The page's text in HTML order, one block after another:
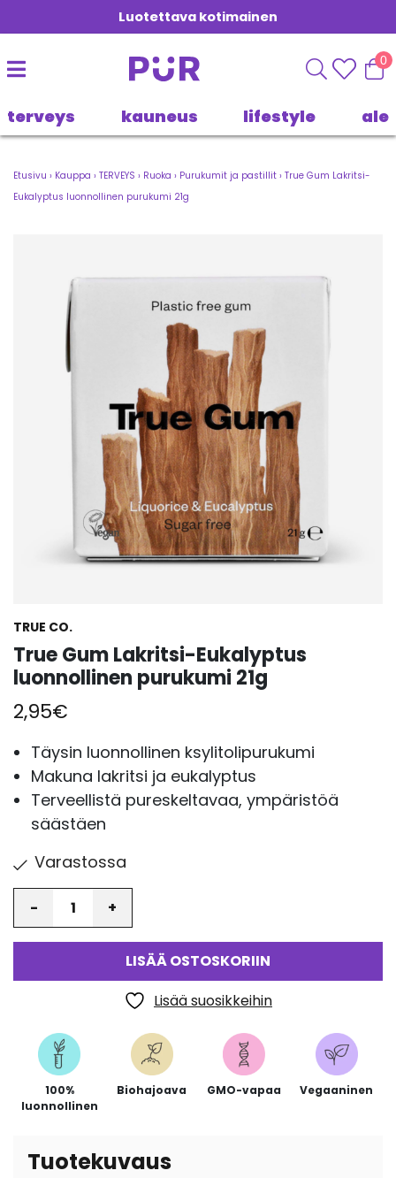
Luotettava kotimainen
0
terveys kauneus lifestyle ale
Etusivu › Kauppa › TERVEYS › Ruoka › Purukumit ja pastillit › True Gum Lakritsi-
Eukalyptus luonnollinen purukumi 21g
TRUE CO.
True Gum Lakritsi-Eukalyptus
luonnollinen purukumi 21g
2,95€
Täysin luonnollinen ksylitolipurukumi
Makuna lakritsi ja eukalyptus
Terveellistä pureskeltavaa, ympäristöä
säästäen
Varastossa
LISÄÄ OSTOSKORIIN
Lisää suosikkeihin
100%
luonnollinen
Biohajoava GMO-vapaa Vegaaninen
Tuotekuvaus